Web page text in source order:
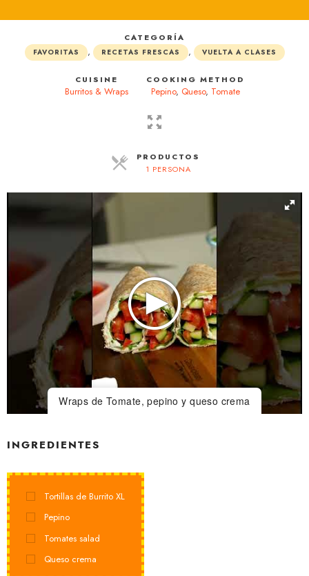
CATEGORÍA
FAVORITAS , RECETAS FRESCAS , VUELTA A CLASES
CUISINE
Burritos & Wraps
COOKING METHOD
Pepino, Queso, Tomate
PRODUCTOS
1 PERSONA
Wraps de Tomate, pepino y queso crema
INGREDIENTES
Tortillas de Burrito XL
Pepino
Tomates salad
Queso crema